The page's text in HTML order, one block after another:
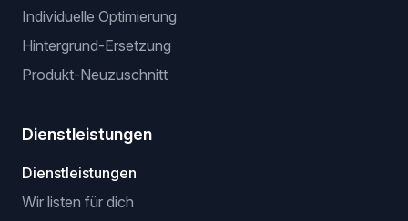
Individuelle Optimierung
Hintergrund-Ersetzung
Produkt-Neuzuschnitt
Dienstleistungen
Dienstleistungen
Wir listen für dich